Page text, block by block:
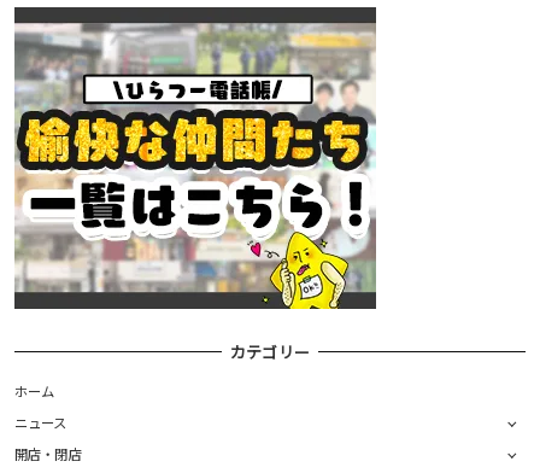
カテゴリー
ホーム
ニュース
開店・閉店